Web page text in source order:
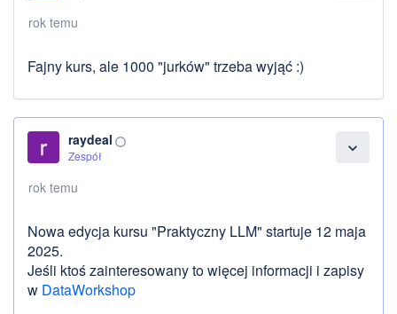
rok temu
Fajny kurs, ale 1000 "jurków" trzeba wyjąć :)
expand_more
raydeal panorama_fish_eye
Zespół
rok temu
Nowa edycja kursu "Praktyczny LLM" startuje 12 maja
2025.
Jeśli ktoś zainteresowany to więcej informacji i zapisy
w DataWorkshop